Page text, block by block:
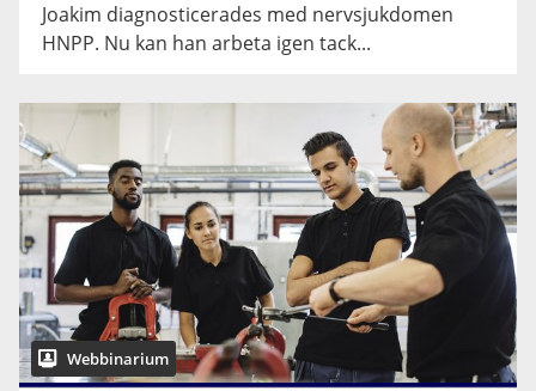
Joakim diagnosticerades med nervsjukdomen
HNPP. Nu kan han arbeta igen tack...
Webbinarium